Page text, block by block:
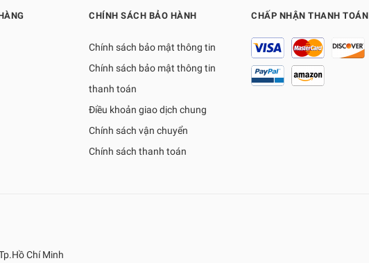
CHÍNH SÁCH BẢO HÀNH
Chính sách bảo mật thông tin
Chính sách bảo mật thông tin
thanh toán
Điều khoản giao dịch chung
Chính sách vận chuyển
Chính sách thanh toán
CHẤP NHẬN THANH TOÁN
Chí Minh